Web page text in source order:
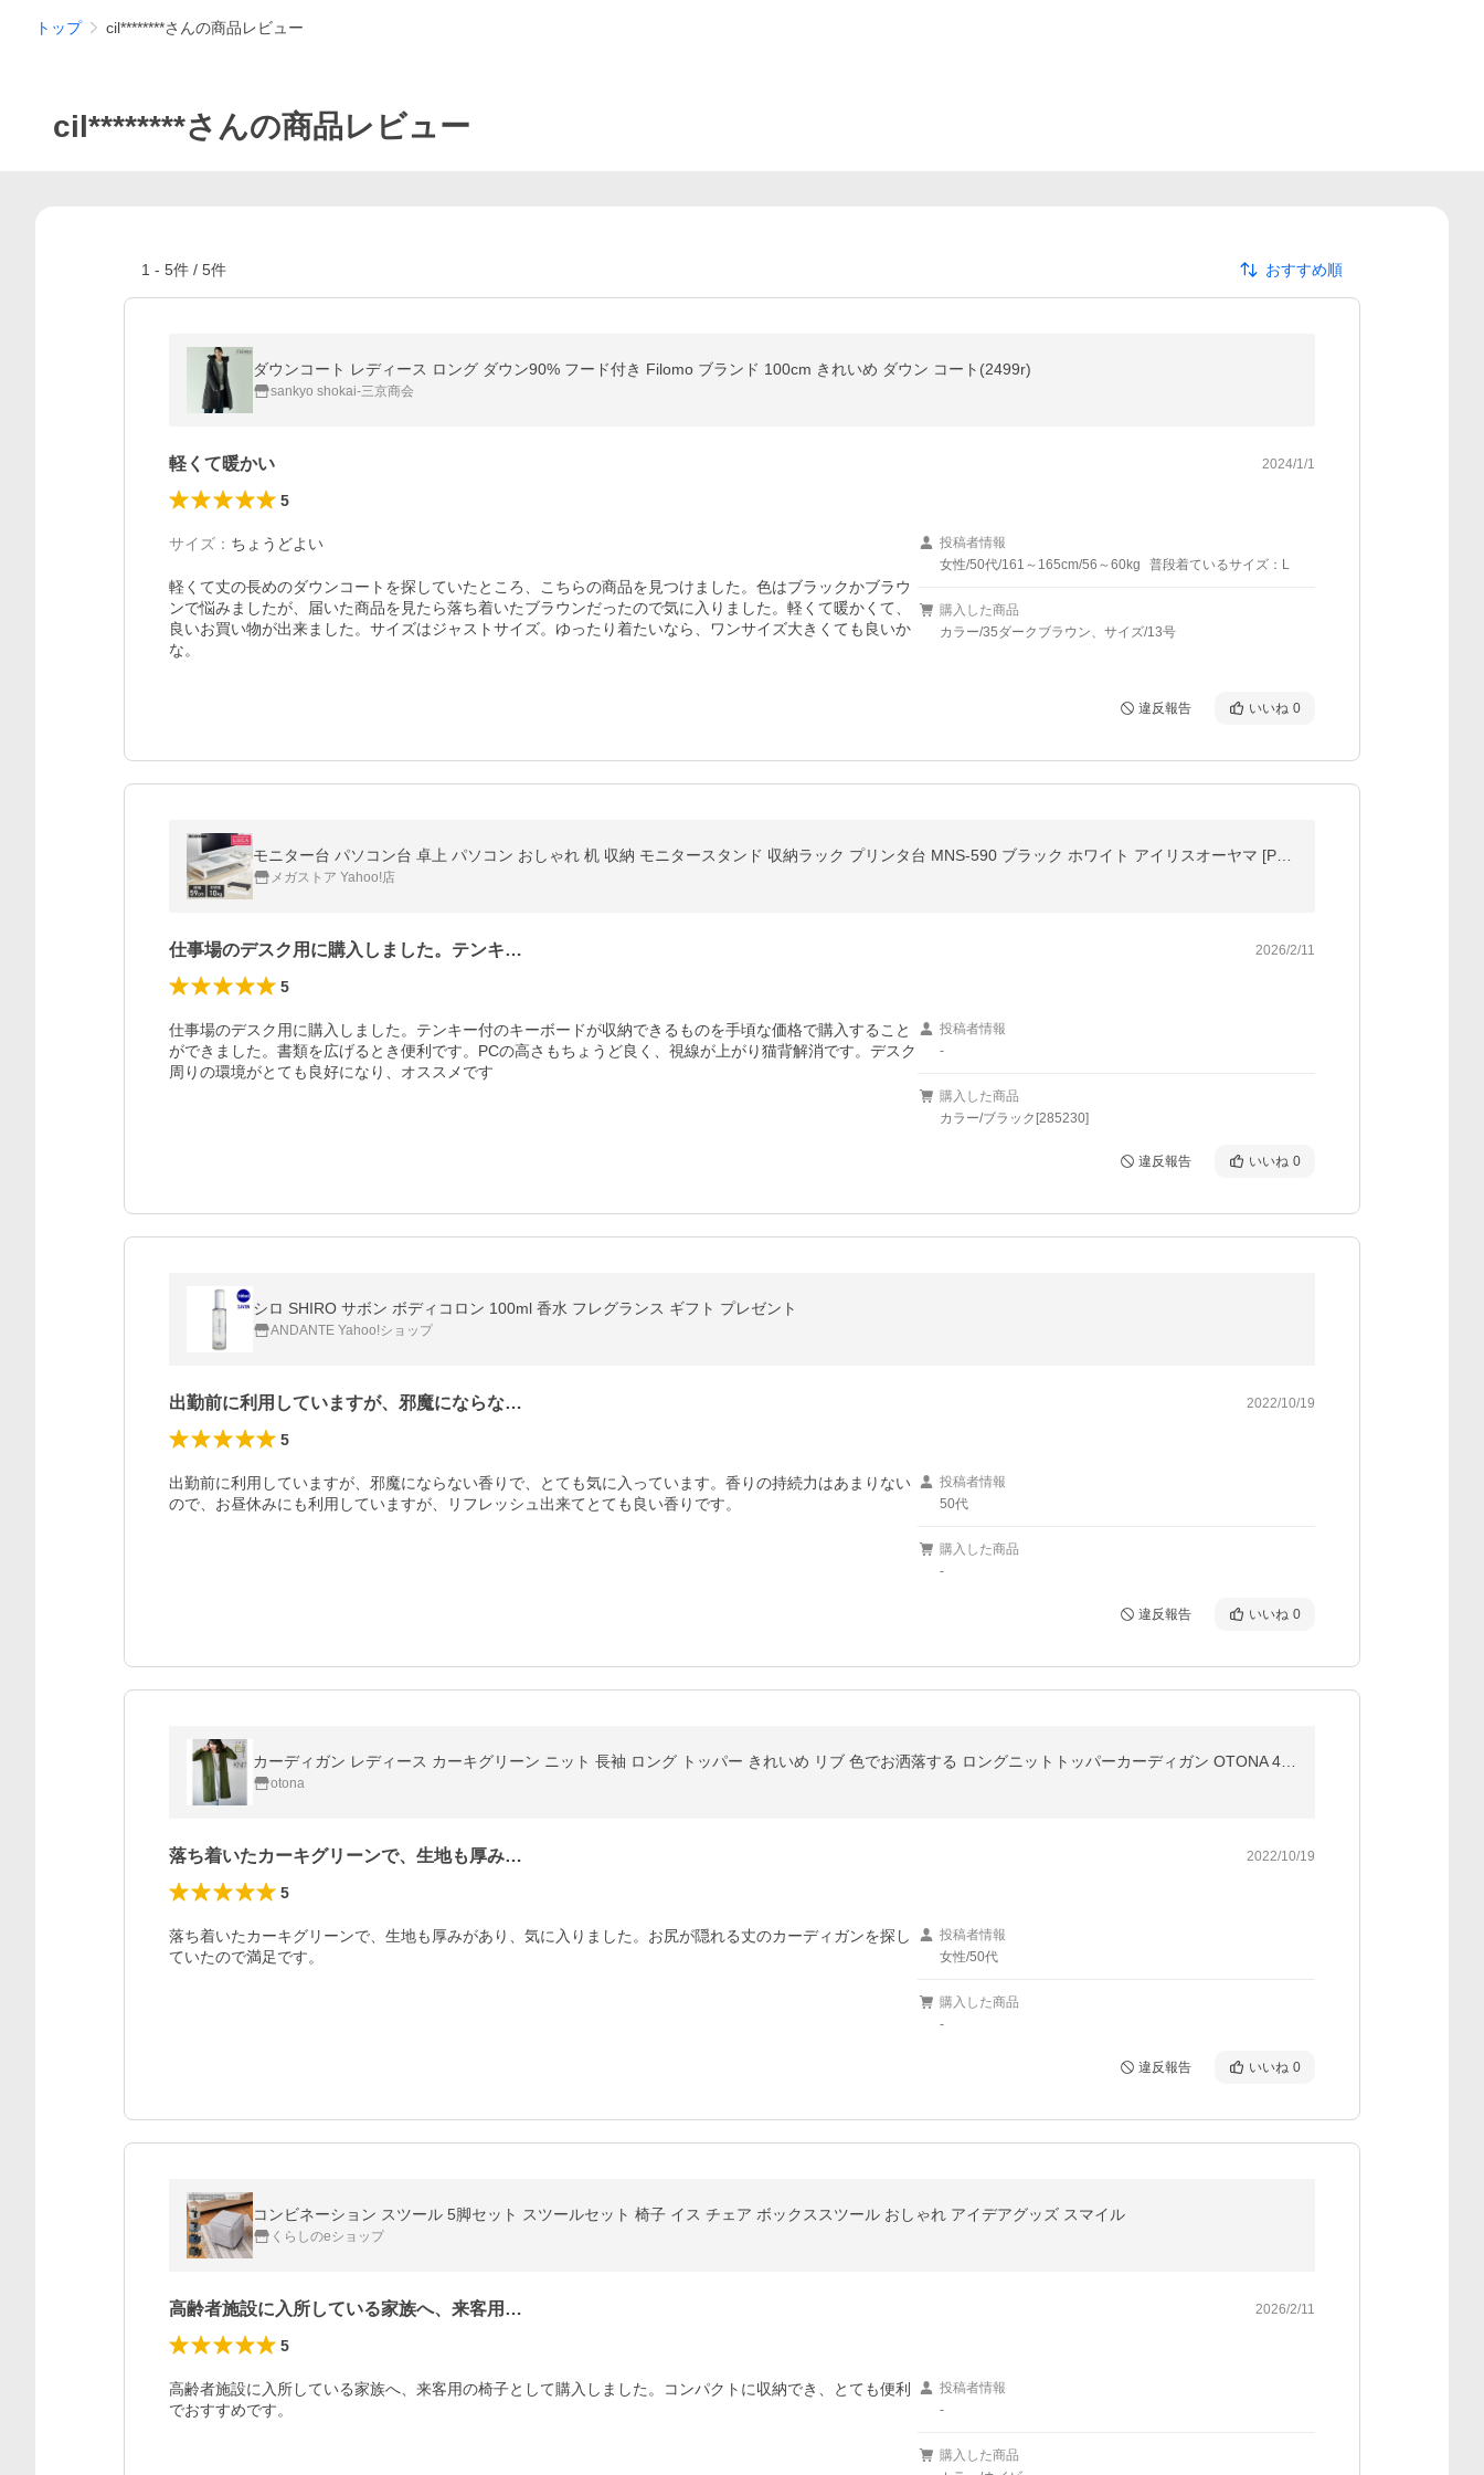
トップ cil********さんの商品レビュー
cil********さんの商品レビュー
1 - 5件 / 5件 おすすめ順
ダウンコート レディース ロング ダウン90% フード付き Filomo ブランド 100cm きれいめ ダウン コート(2499r)
sankyo shokai-三京商会
軽くて暖かい 2024/1/1
5
サイズ ： ちょうどよい
軽くて丈の長めのダウンコートを探していたところ、こちらの商品を見つけました。色はブラックかブラウ
ンで悩みましたが、届いた商品を見たら落ち着いたブラウンだったので気に入りました。軽くて暖かくて、
良いお買い物が出来ました。サイズはジャストサイズ。ゆったり着たいなら、ワンサイズ大きくても良いか
な。
投稿者情報
女性/50代/161～165cm/56～60kg
普段着ているサイズ：L
購入した商品
カラー/35ダークブラウン、サイズ/13号
違反報告 いいね 0
メガストア Yahoo!店
仕事場のデスク用に購入しました。テンキ… 2026/2/11
5
仕事場のデスク用に購入しました。テンキー付のキーボードが収納できるものを手頃な価格で購入すること
ができました。書類を広げるとき便利です。PCの高さもちょうど良く、視線が上がり猫背解消です。デスク
周りの環境がとても良好になり、オススメです
投稿者情報
-
購入した商品
カラー/ブラック[285230]
違反報告 いいね 0
シロ SHIRO サボン ボディコロン 100ml 香水 フレグランス ギフト プレゼント
ANDANTE Yahoo!ショップ
出勤前に利用していますが、邪魔にならな… 2022/10/19
5
出勤前に利用していますが、邪魔にならない香りで、とても気に入っています。香りの持続力はあまりない
ので、お昼休みにも利用していますが、リフレッシュ出来てとても良い香りです。
投稿者情報
50代
購入した商品
-
違反報告 いいね 0
otona
落ち着いたカーキグリーンで、生地も厚み… 2022/10/19
5
落ち着いたカーキグリーンで、生地も厚みがあり、気に入りました。お尻が隠れる丈のカーディガンを探し
ていたので満足です。
投稿者情報
女性/50代
購入した商品
-
違反報告 いいね 0
コンビネーション スツール 5脚セット スツールセット 椅子 イス チェア ボックススツール おしゃれ アイデアグッズ スマイル
くらしのeショップ
高齢者施設に入所している家族へ、来客用… 2026/2/11
5
高齢者施設に入所している家族へ、来客用の椅子として購入しました。コンパクトに収納でき、とても便利
でおすすめです。
投稿者情報
-
購入した商品